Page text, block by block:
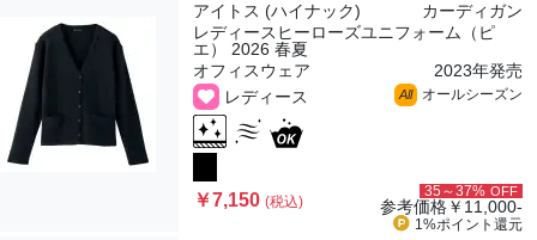
アイトス (ハイナック)
カーディガン
レディースヒーローズユニフォーム（ピ
エ） 2026 春夏
オフィスウェア
2023年発売
レディース
All オールシーズン
￥7,150(税込)
35～37% OFF
参考価格￥11,000-
1%ポイント 還元